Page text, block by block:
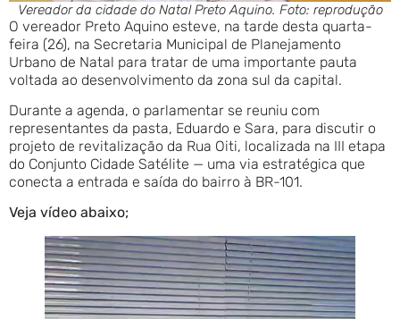
Vereador da cidade do Natal Preto Aquino. Foto: reprodução
O vereador Preto Aquino esteve, na tarde desta quarta-
feira (26), na Secretaria Municipal de Planejamento
Urbano de Natal para tratar de uma importante pauta
voltada ao desenvolvimento da zona sul da capital.
Durante a agenda, o parlamentar se reuniu com
representantes da pasta, Eduardo e Sara, para discutir o
projeto de revitalização da Rua Oiti, localizada na III etapa
do Conjunto Cidade Satélite — uma via estratégica que
conecta a entrada e saída do bairro à BR-101.
Veja vídeo abaixo;